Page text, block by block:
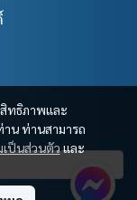
ทธิภาพและ
น ท่านสามารถ
ป็นส่วนตัวและ